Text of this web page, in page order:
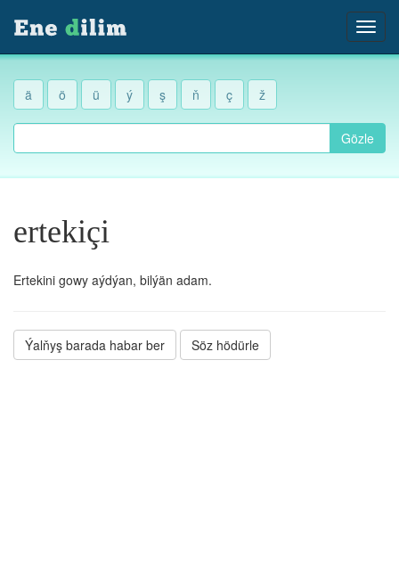
ä ö ü ý ş ň ç ž
Gözle
ertekiçi
Ertekini gowy aýdýan, bilýän adam.
Ýalňyş barada habar ber Söz hödürle